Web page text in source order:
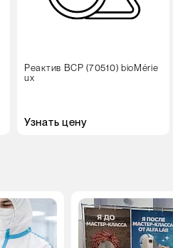
Реактив BCP (70510) bioMérie
ux
Узнать цену